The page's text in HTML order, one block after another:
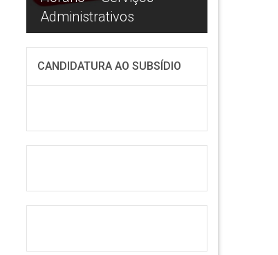
Administrativos
CANDIDATURA AO SUBSÍDIO